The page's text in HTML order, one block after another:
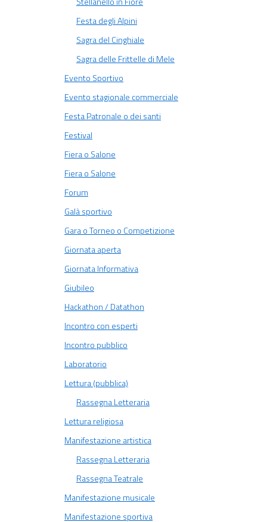
Festa degli Alpini
Sagra del Cinghiale
Sagra delle Frittelle di Mele
Evento Sportivo
Evento stagionale commerciale
Festa Patronale o dei santi
Festival
Fiera o Salone
Fiera o Salone
Forum
Galà sportivo
Gara o Torneo o Competizione
Giornata aperta
Giornata Informativa
Giubileo
Hackathon / Datathon
Incontro con esperti
Incontro pubblico
Laboratorio
Lettura (pubblica)
Rassegna Letteraria
Lettura religiosa
Manifestazione artistica
Rassegna Letteraria
Rassegna Teatrale
Manifestazione musicale
Manifestazione sportiva